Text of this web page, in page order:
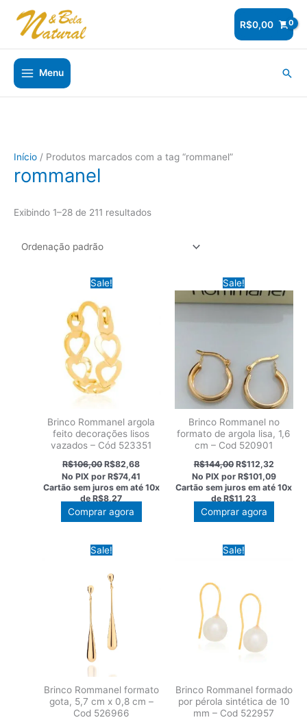
para
conteúdo
R$0,00
Menu
Início / Produtos marcados com a tag “rommanel”
rommanel
Exibindo 1–28 de 211 resultados
Sale!
Brinco Rommanel argola
feito decorações lisos
vazados – Cód 523351
R$106,00O
preço
original
era:
R$106,00.
R$82,68
preço
atual
é:
R$82,68.
No PIX porR$74,41
Cartão sem juros em até 10x
de R$8,27
Comprar agora
Sale!
Brinco Rommanel no
formato de argola lisa, 1,6
cm – Cod 520901
R$144,00 O
preço
original
era:
R$144,00.
R$112,32O
preço
atual
é:
No PIX por R$101,09
Cartão sem juros em até10x
de R$11,23
Comprar agora
Sale!
Brinco Rommanel formato
gota, 5,7 cm x 0,8 cm –
Cod 526966
Sale!
Brinco Rommanel formado
por pérola sintética de 10
mm – Cod 522957